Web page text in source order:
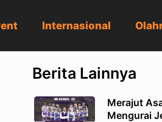
Internasional
Berita Lainnya
Merajut
Mengurai